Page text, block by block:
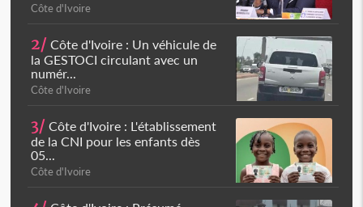
Côte d'Ivoire
2/ Côte d'Ivoire : Un véhicule de
la GESTOCI circulant avec un
numér...
Côte d'Ivoire
3/ Côte d'Ivoire : L'établissement
de la CNI pour les enfants dès
05...
Côte d'Ivoire